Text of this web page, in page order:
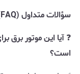
سؤالات متداول (FAQ)
❓آیا این موتور
است؟